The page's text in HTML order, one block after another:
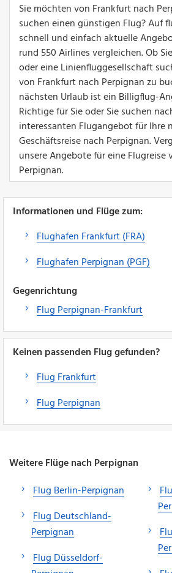
Sie möchten von Frankfurt nach
suchen einen günstigen Flug? Auf
schnell und einfach aktuelle
rund 550 Airlines vergleichen. Ob
oder eine Linienfluggesellschaft
von Frankfurt nach Perpignan zu
nächsten Urlaub ist ein Billigflug-
Richtige für Sie oder Sie suchen
interessanten Flugangebot für Ihre
Geschäftsreise nach Perpignan.
unsere Angebote für eine Flugreise
Perpignan.
Informationen und Flüge zum:
Flughafen Frankfurt (FRA)
Flughafen Perpignan (PGF)
Gegenrichtung
Flug Perpignan-Frankfurt
Keinen passenden Flug gefunden?
Flug Frankfurt
Flug Perpignan
Weitere Flüge nach Perpignan
Flug Berlin-Perpignan
Flug Deutschland-
Perpignan
Flug Düsseldorf-